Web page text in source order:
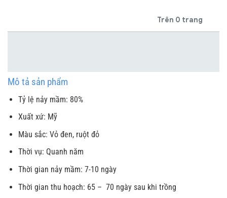
Trên 0 trang
Mô tả sản phẩm
Tỷ lệ nảy mầm: 80%
Xuất xứ: Mỹ
Màu sắc: Vỏ đen, ruột đỏ
Thời vụ: Quanh năm
Thời gian nảy mầm: 7-10 ngày
Thời gian thu hoạch: 65 – 70 ngày sau khi trồng